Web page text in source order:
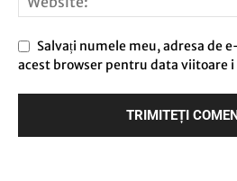
Salvați numele meu, adresa de
acest browser pentru data viitoare